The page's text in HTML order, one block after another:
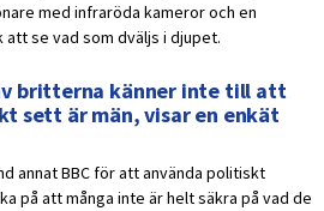
med infraröda kameror och en
se vad som dväljs i djupet.
britterna känner inte till att
sett är män, visar en enkät
annat BBC för att använda politiskt
på att många inte är helt säkra på vad de